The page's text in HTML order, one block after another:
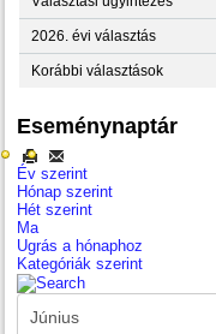
2026. évi választás
Korábbi választások
Eseménynaptár
Év szerint
Hónap szerint
Hét szerint
Ma
Ugrás a hónaphoz
Kategóriák szerint